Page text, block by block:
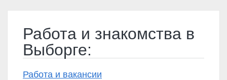
Работа и знакомства в
Выборге:
Работа и вакансии